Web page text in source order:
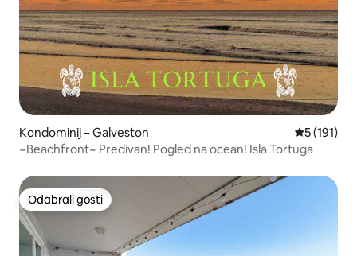
Kondominij – Galveston Prosječna
5 (191)
~Beachfront~ Predivan! Pogled na ocean! Isla Tortuga
Odabrali gosti
Odabrali gosti